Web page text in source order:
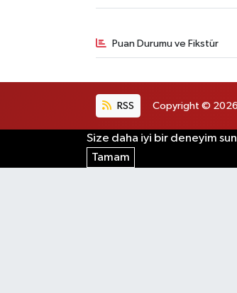
Puan Durumu ve Fikstür
RSS Copyright © 2026.
Size daha iyi bir deneyim
Tamam